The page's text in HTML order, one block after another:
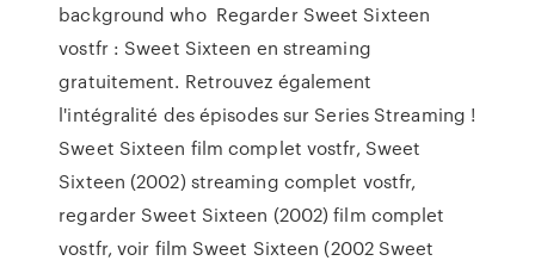
background who Regarder Sweet Sixteen
vostfr : Sweet Sixteen en streaming
gratuitement. Retrouvez également
l'intégralité des épisodes sur Series Streaming !
Sweet Sixteen film complet vostfr, Sweet
Sixteen (2002) streaming complet vostfr,
regarder Sweet Sixteen (2002) film complet
vostfr, voir film Sweet Sixteen (2002 Sweet